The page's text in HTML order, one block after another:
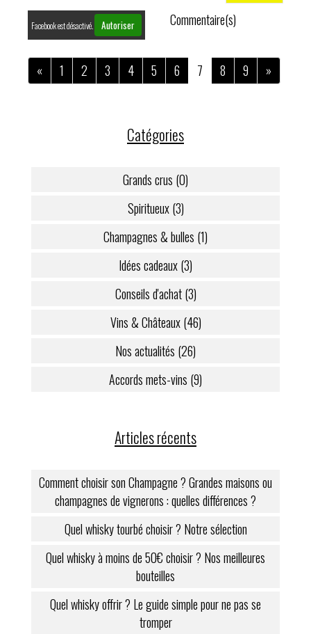
Facebook est désactivé. Autoriser Commentaire(s)
« 1 2 3 4 5 6 7 8 9 »
Catégories
Grands crus (0)
Spiritueux (3)
Champagnes & bulles (1)
Idées cadeaux (3)
Conseils d'achat (3)
Vins & Châteaux (46)
Nos actualités (26)
Accords mets-vins (9)
Articles récents
Comment choisir son Champagne ? Grandes maisons ou
champagnes de vignerons : quelles différences ?
Quel whisky tourbé choisir ? Notre sélection
Quel whisky à moins de 50€ choisir ? Nos meilleures
bouteilles
Quel whisky offrir ? Le guide simple pour ne pas se
tromper